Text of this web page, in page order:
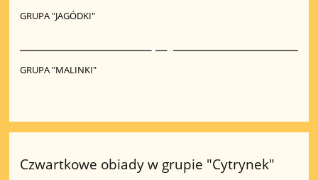
GRUPA "JAGÓDKI"
2
GRUPA "MALINKI"
Czwartkowe obiady w grupie "Cytrynek"